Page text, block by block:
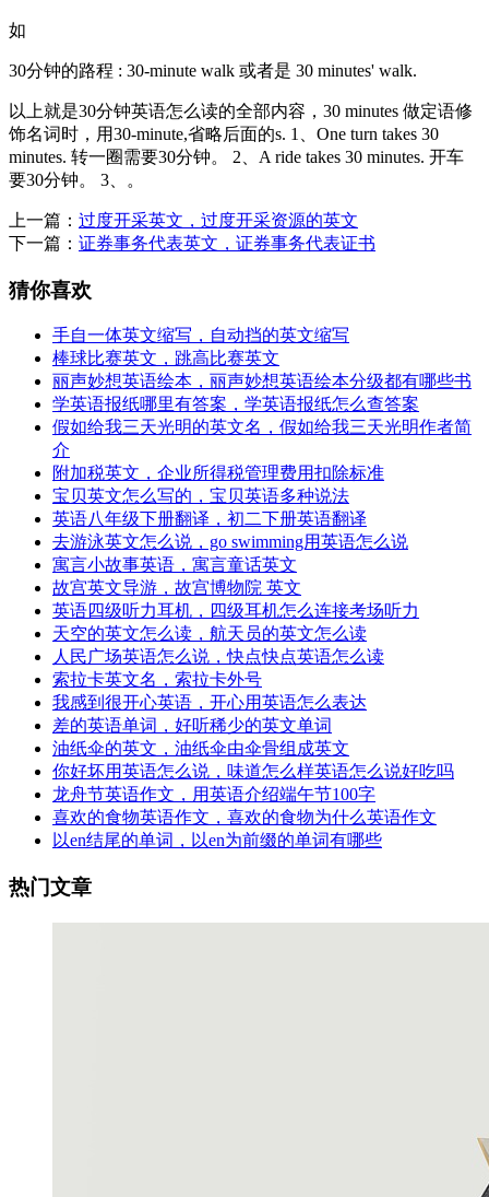
如
30分钟的路程 : 30-minute walk 或者是 30 minutes' walk.
以上就是30分钟英语怎么读的全部内容，30 minutes 做定语修
饰名词时，用30-minute,省略后面的s. 1、One turn takes 30
minutes. 转一圈需要30分钟。 2、A ride takes 30 minutes. 开车
要30分钟。 3、。
上一篇： 过度开采英文，过度开采资源的英文
下一篇： 证券事务代表英文，证券事务代表证书
猜你喜欢
手自一体英文缩写，自动挡的英文缩写
棒球比赛英文，跳高比赛英文
丽声妙想英语绘本，丽声妙想英语绘本分级都有哪些书
学英语报纸哪里有答案，学英语报纸怎么查答案
假如给我三天光明的英文名，假如给我三天光明作者简
介
附加税英文，企业所得税管理费用扣除标准
宝贝英文怎么写的，宝贝英语多种说法
英语八年级下册翻译，初二下册英语翻译
去游泳英文怎么说，go swimming用英语怎么说
寓言小故事英语，寓言童话英文
故宫英文导游，故宫博物院 英文
英语四级听力耳机，四级耳机怎么连接考场听力
天空的英文怎么读，航天员的英文怎么读
人民广场英语怎么说，快点快点英语怎么读
索拉卡英文名，索拉卡外号
我感到很开心英语，开心用英语怎么表达
差的英语单词，好听稀少的英文单词
油纸伞的英文，油纸伞由伞骨组成英文
你好坏用英语怎么说，味道怎么样英语怎么说好吃吗
龙舟节英语作文，用英语介绍端午节100字
喜欢的食物英语作文，喜欢的食物为什么英语作文
以en结尾的单词，以en为前缀的单词有哪些
热门文章